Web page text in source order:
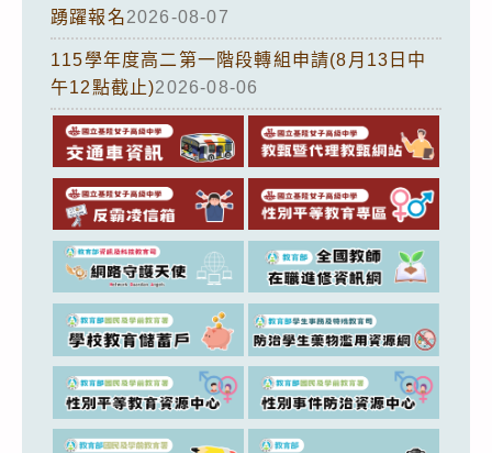
踴躍報名2026-08-07
115學年度高二第一階段轉組申請(8月13日中
午12點截止)2026-08-06